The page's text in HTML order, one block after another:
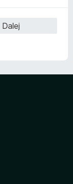
Dalej